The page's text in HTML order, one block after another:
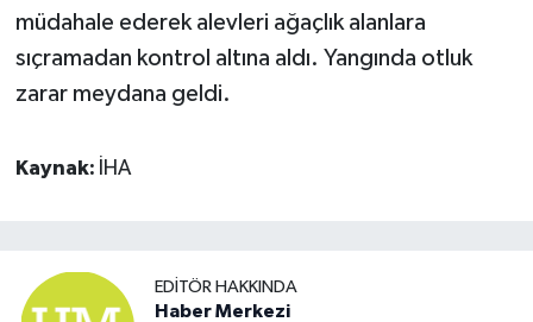
müdahale ederek alevleri ağaçlık alanlara
sıçramadan kontrol altına aldı. Yangında otluk
zarar meydana geldi.
Kaynak: İHA
EDITÖR HAKKINDA
Haber Merkezi